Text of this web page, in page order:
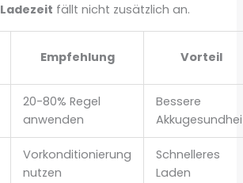
Ladezeit fällt nicht zusätzlich an.
Empfehlung Vorteil
20-80% Regel
anwenden
Bessere
Vorkonditionierung
nutzen
Schnelleres
Laden